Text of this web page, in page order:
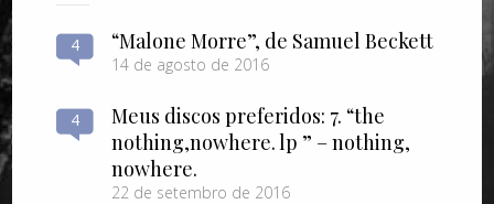
4 “Malone Morre”, de Samuel Beckett
14 de agosto de 2016
4
Meus discos preferidos: 7. “the
nothing​,​nowhere. lp ” – nothing​,​
nowhere.
22 de setembro de 2016